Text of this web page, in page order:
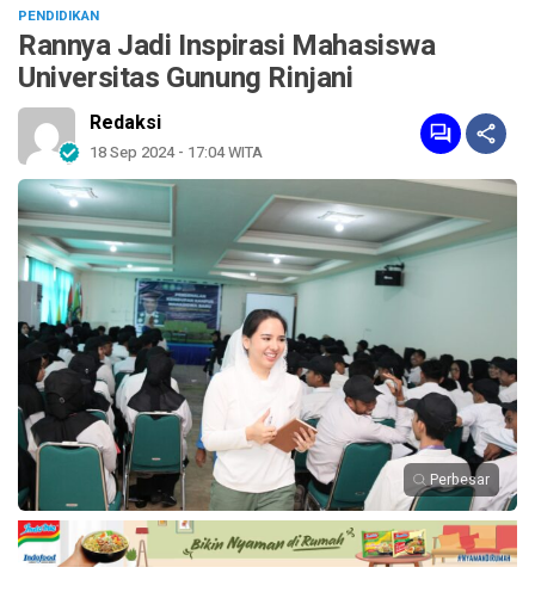
PENDIDIKAN
Rannya Jadi Inspirasi Mahasiswa
Universitas Gunung Rinjani
Redaksi
18 Sep 2024 - 17:04 WITA
Perbesar